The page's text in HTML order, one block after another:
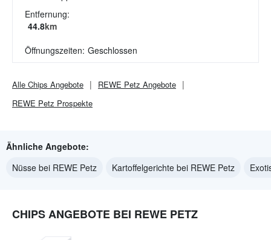
Entfernung:
44.8km
Öffnungszeiten: Geschlossen
Alle Chips Angebote REWE Petz Angebote
REWE Petz Prospekte
Ähnliche Angebote:
Nüsse bei REWE Petz
Kartoffelgerichte bei REWE Petz
CHIPS ANGEBOTE BEI REWE PETZ